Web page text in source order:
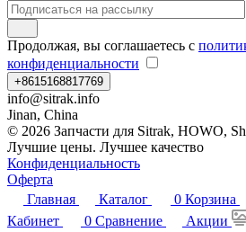
Продолжая, вы соглашаетесь с
конфиденциальности
+8615168817769
info@sitrak.info
Jinan, China
© 2026 Запчасти для Sitrak, HOWO,
Лучшие цены. Лучшее качество
Конфиденциальность
Оферта
Главная
Каталог 0 Корзина
Кабинет
0 Сравнение Акции